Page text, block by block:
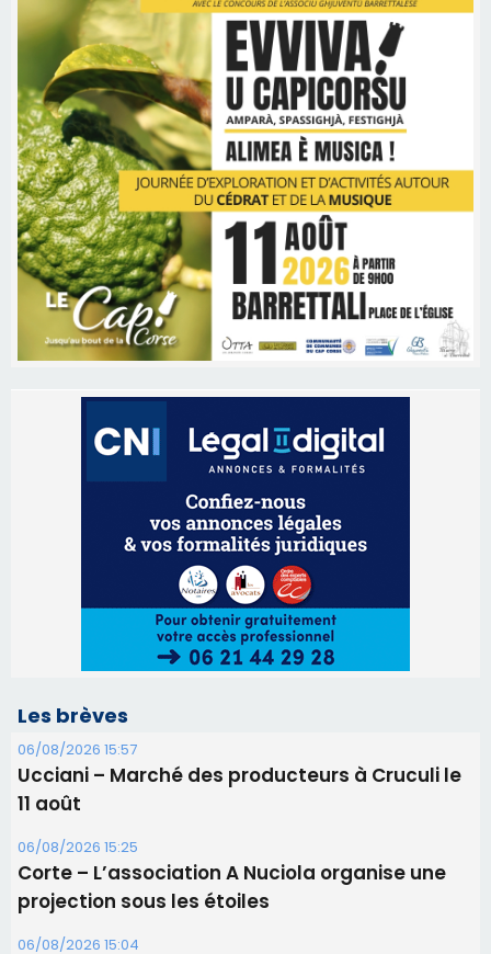
Les brèves
Ucciani – Marché des producteurs à Cruculi le
Corte – L’association A Nuciola organise une
projection sous les étoiles
Alata - Soirée Tango Argentin au stade de San
Benedetto
05/08/2026 09:53
Biguglia : messe de la Sainte-Marie et
procession le 14 août
31/07/2026 08:24
Tennis - Début ce week-end du tournoi du
RCPV